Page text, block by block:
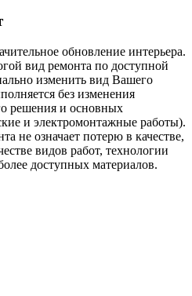
обновление интерьера.
вид ремонта по доступной
изменить вид Вашего
без изменения
решения и основных
и электромонтажные работы).
не означает потерю в качестве,
видов работ, технологии
доступных материалов.